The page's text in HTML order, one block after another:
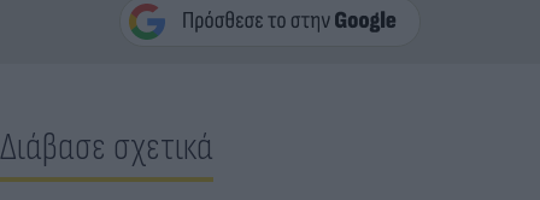
Διάβασε σχετικά